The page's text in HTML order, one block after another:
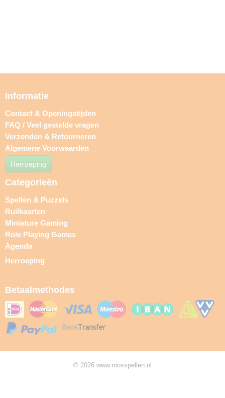
Informatie
Contact & Openingstijden
FAQ / Veel gestelde vragen
Verzenden & Retourneren
Algemene Voorwaarden
Herroeping
Categorieën
Spellen & Puzzels
Ruilkaarten
Miniature Gaming
Role Playing Games
Agenda
Herroeping
Betaalmethodes
© 2026 www.moxspellen.nl